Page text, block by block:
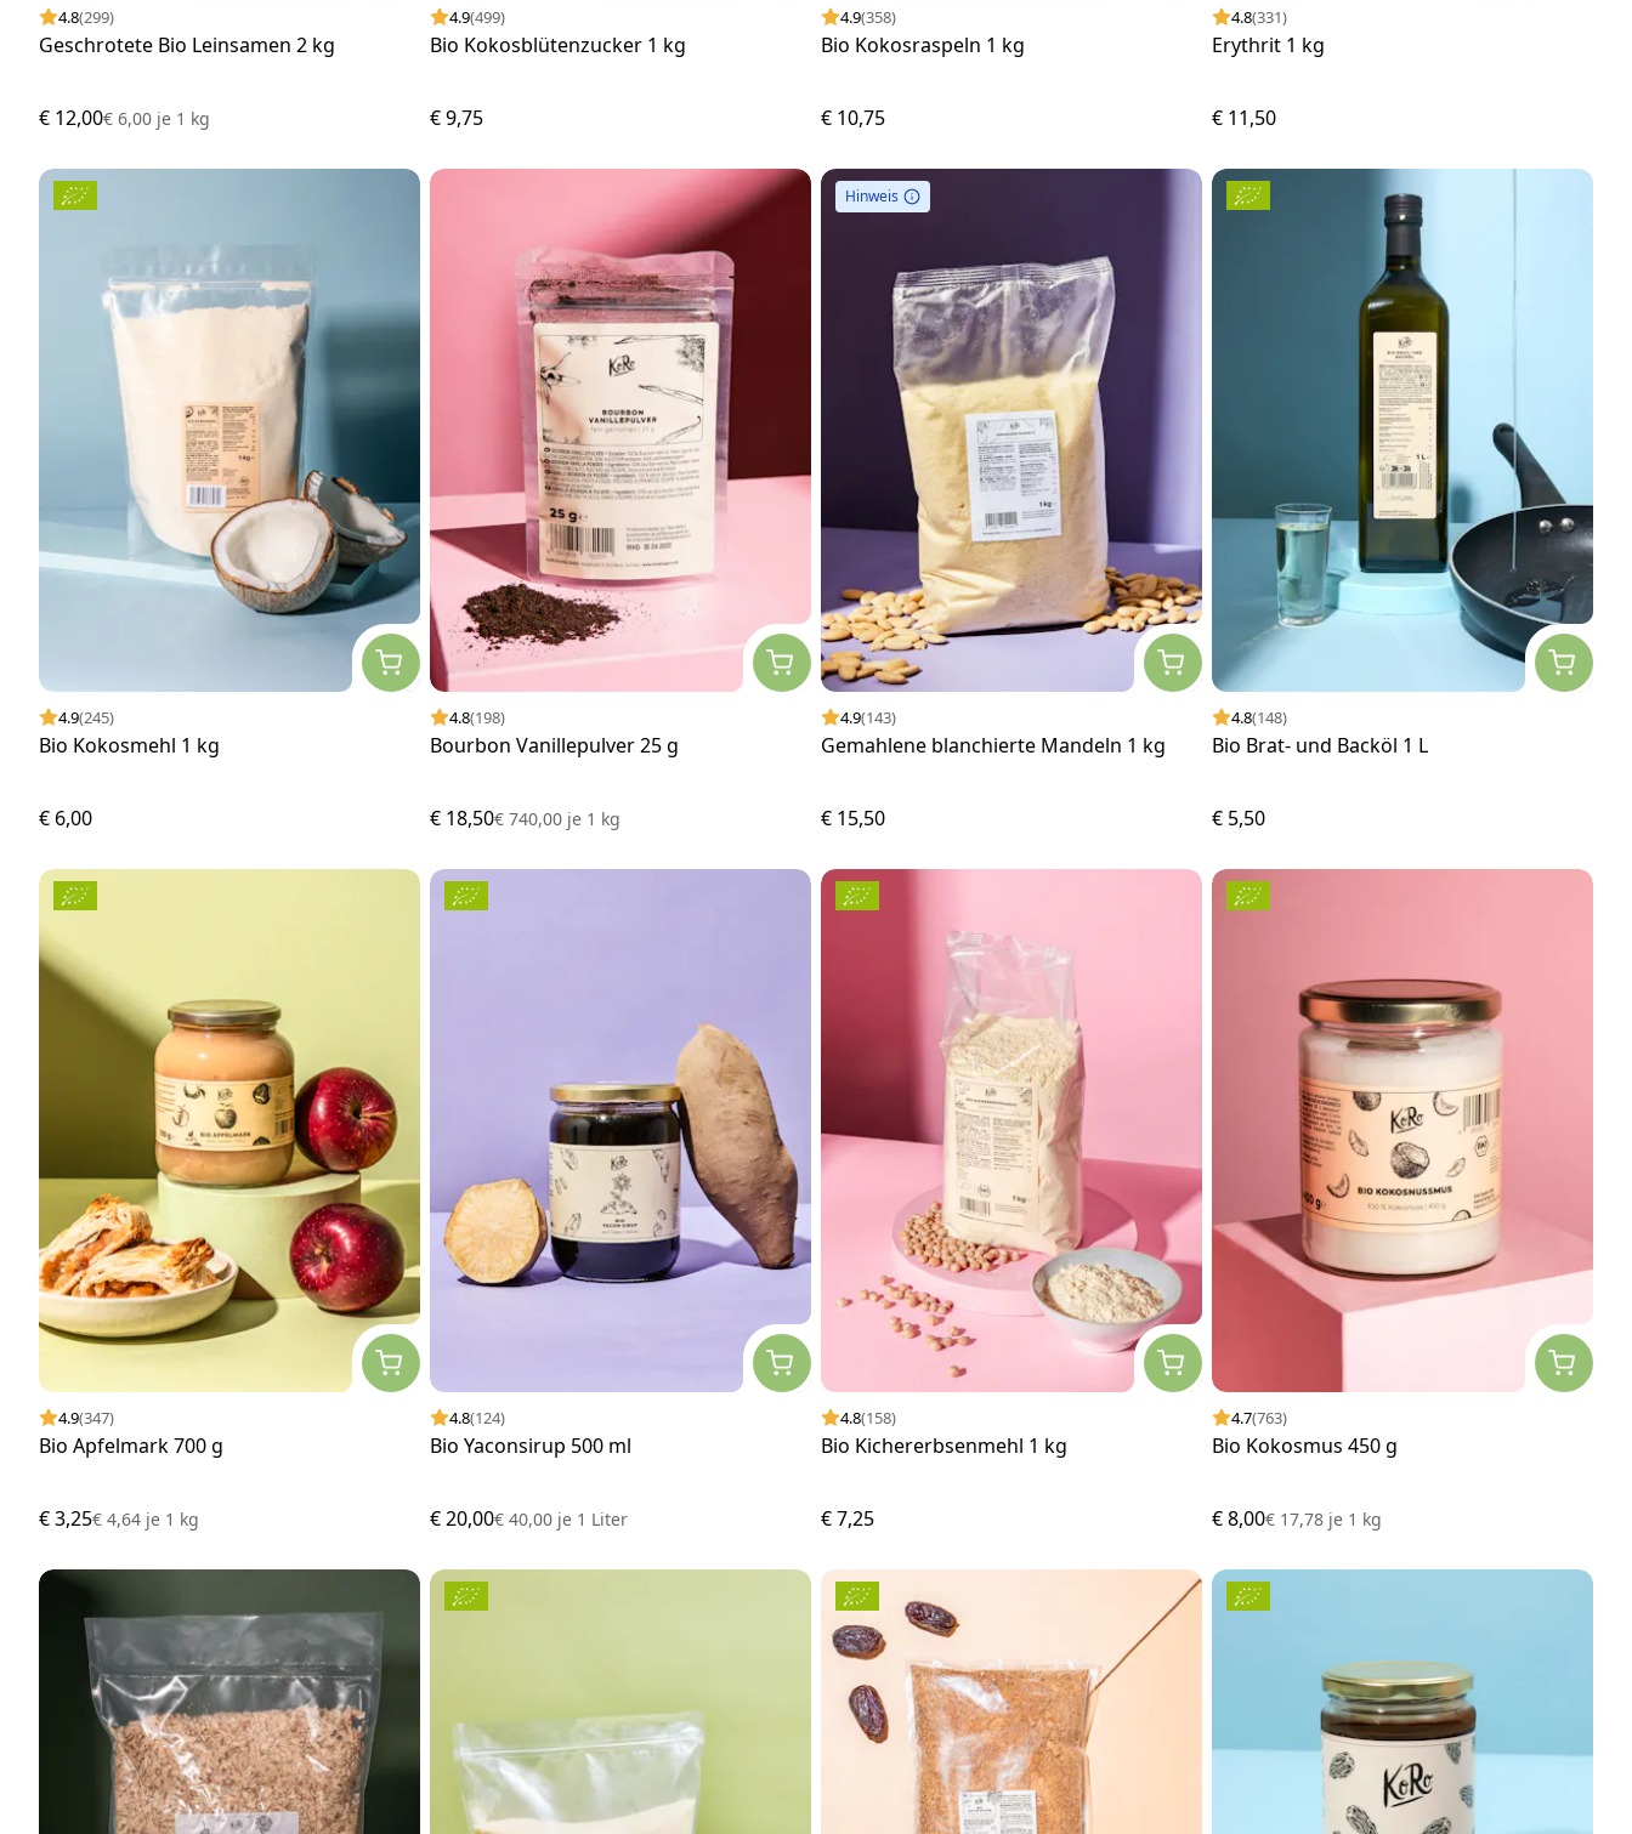
4.8(299)
Geschrotete Bio Leinsamen 2 kg
€ 12,00€ 6,00 je 1 kg
4.9(499)
Bio Kokosblütenzucker 1 kg
€ 9,75
4.9(358)
Bio Kokosraspeln 1 kg
€ 10,75
4.8(331)
Erythrit 1 kg
€ 11,50
4.9(245)
Bio Kokosmehl 1 kg
€ 6,00
4.8(198)
Bourbon Vanillepulver 25 g
€ 18,50€ 740,00 je 1 kg
Hinweis
4.9(143)
Gemahlene blanchierte Mandeln 1 kg
€ 15,50
4.8(148)
Bio Brat- und Backöl 1 L
€ 5,50
4.9(347)
Bio Apfelmark 700 g
€ 3,25€ 4,64 je 1 kg
4.8(124)
Bio Yaconsirup 500 ml
€ 20,00€ 40,00 je 1 Liter
4.8(158)
Bio Kichererbsenmehl 1 kg
€ 7,25
4.7(763)
Bio Kokosmus 450 g
€ 8,00€ 17,78 je 1 kg